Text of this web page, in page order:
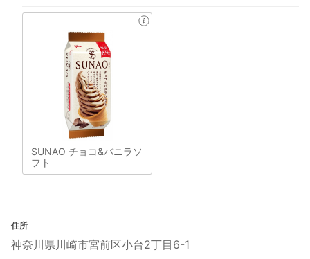
SUNAO チョコ&バニラソ
フト
住所
神奈川県川崎市宮前区小台2丁目6-1